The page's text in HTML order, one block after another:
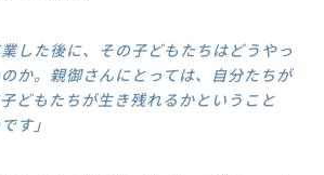
業した後に、その子どもたちはどうやっ
か。親御さんにとっては、自分たちが
どもたちが生き残れるかということ
す」